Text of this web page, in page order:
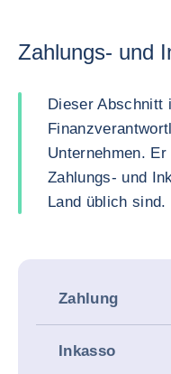
Zahlungs- und
Dieser Abschnitt
Unternehmen.
Zahlungs- und
Land üblich sind.
Zahlung
Inkasso